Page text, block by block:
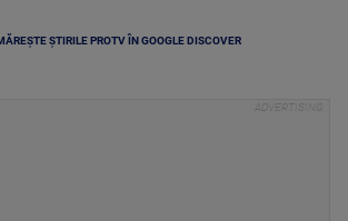
ȘTIRILE PROTV ÎN GOOGLE DISCOVER